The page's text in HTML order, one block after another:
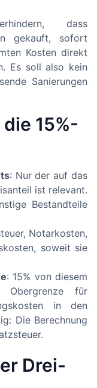
dass
gekauft, sofort
Kosten direkt
Es soll also kein
Sanierungen
15%-
: Nur der auf das
ist relevant.
Bestandteile
Notarkosten,
soweit sie
: 15% von diesem
Obergrenze für
in den
Die Berechnung
Drei-